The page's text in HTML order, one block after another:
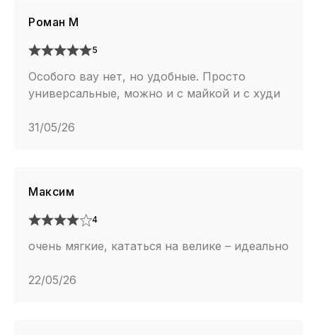
Роман М
5
Особого вау нет, но удобные. Просто
универсальные, можно и с майкой и с худи
31/05/26
Максим
4
очень мягкие, кататься на велике – идеально
22/05/26